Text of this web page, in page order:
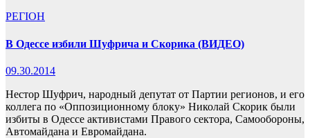
РЕГІОН
В Одессе избили Шуфрича и Скорика (ВИДЕО)
09.30.2014
Нестор Шуфрич, народный депутат от Партии регионов, и его
коллега по «Оппозиционному блоку» Николай Скорик были
избиты в Одессе активистами Правого сектора, Самообороны,
Автомайдана и Евромайдана.